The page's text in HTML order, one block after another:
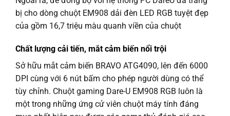
bị cho dòng chuột EM908 dải đèn LED RGB tuyệt đẹp
của gồm 16,7 triệu màu quanh viền của chuột
Chất lượng cải tiến, mắt cảm biến nổi trội
Sở hữu mắt cảm biến BRAVO ATG4090, lên đến 6000
DPI cùng với 6 nút bấm cho phép người dùng có thể
tùy chỉnh. Chuột gaming Dare-U EM908 RGB luôn là
một trong những ứng cử viên chuột máy tính đáng